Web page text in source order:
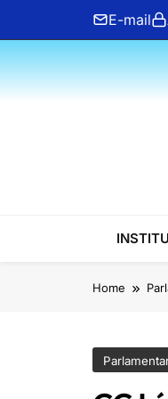
content
E-mail
Home